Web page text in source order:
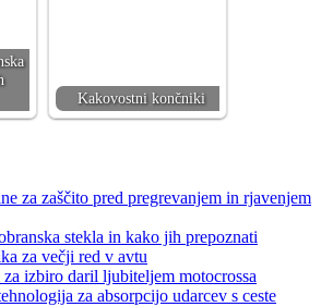
Kakovostni končniki
za zaščito pred pregrevanjem in rjavenjem
stekla in kako jih prepoznati
za večji red v avtu
izbiro daril ljubiteljem motocrossa
za absorpcijo udarcev s ceste